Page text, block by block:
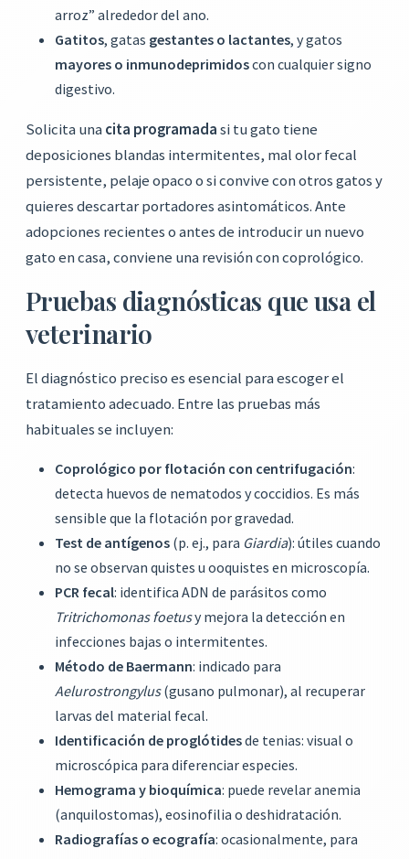
arroz” alrededor del ano.
Gatitos, gatas gestantes o lactantes, y gatos
mayores o inmunodeprimidoscon cualquier signo
digestivo.
Solicita unacita programadasi tu gato tiene
deposiciones blandas intermitentes, mal olor fecal
persistente, pelaje opaco o si convive con otros gatos y
quieres descartar portadores asintomáticos. Ante
adopciones recientes o antes de introducir un nuevo
gato en casa, conviene una revisión con coprológico.
Pruebas diagnósticas que usa el
veterinario
El diagnóstico preciso es esencial para escoger el
tratamiento adecuado. Entre las pruebas más
habituales se incluyen:
Coprológico por flotación con centrifugación:
detecta huevos de nematodos y coccidios. Es más
sensible que la flotación por gravedad.
Test de antígenos (p. ej., para Giardia): útiles cuando
no se observan quistes u ooquistes en microscopía.
PCR fecal: identifica ADN de parásitos como
Tritrichomonas foetusy mejora la detección en
infecciones bajas o intermitentes.
Método de Baermann: indicado para
Aelurostrongylus(gusano pulmonar), al recuperar
larvas del material fecal.
Identificación de proglótidesde tenias: visual o
microscópica para diferenciar especies.
Hemograma y bioquímica: puede revelar anemia
(anquilostomas), eosinofilia o deshidratación.
Radiografías o ecografía: ocasionalmente, para